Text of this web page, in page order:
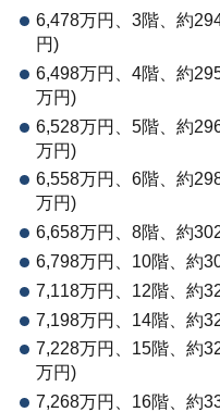
6,478万円、3階、約
円)
6,498万円、4階、約
万円)
6,528万円、5階、約
万円)
6,558万円、6階、約
万円)
6,658万円、8階、約
6,798万円、10階、約
7,118万円、12階、約
7,198万円、14階、約
7,228万円、15階、約
万円)
7,268万円、16階、約